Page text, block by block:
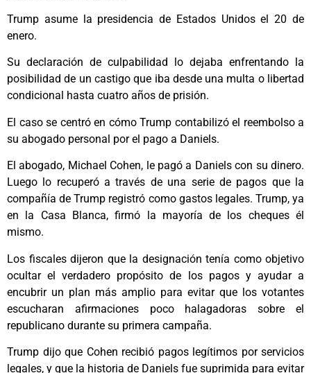
Trump asume la presidencia de Estados Unidos el 20 de
enero.
Su declaración de culpabilidad lo dejaba enfrentando la
posibilidad de un castigo que iba desde una multa o libertad
condicional hasta cuatro años de prisión.
El caso se centró en cómo Trump contabilizó el reembolso a
su abogado personal por el pago a Daniels.
El abogado, Michael Cohen, le pagó a Daniels con su dinero.
Luego lo recuperó a través de una serie de pagos que la
compañía de Trump registró como gastos legales. Trump, ya
en la Casa Blanca, firmó la mayoría de los cheques él
mismo.
Los fiscales dijeron que la designación tenía como objetivo
ocultar el verdadero propósito de los pagos y ayudar a
encubrir un plan más amplio para evitar que los votantes
escucharan afirmaciones poco halagadoras sobre el
republicano durante su primera campaña.
Trump dijo que Cohen recibió pagos legítimos por servicios
legales, y que la historia de Daniels fue suprimida para evitar